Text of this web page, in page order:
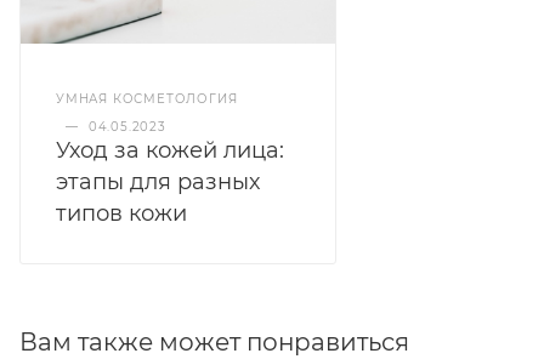
УМНАЯ КОСМЕТОЛОГИЯ
—
04.05.2023
Уход за кожей лица:
этапы для разных
типов кожи
Вам также может понравиться